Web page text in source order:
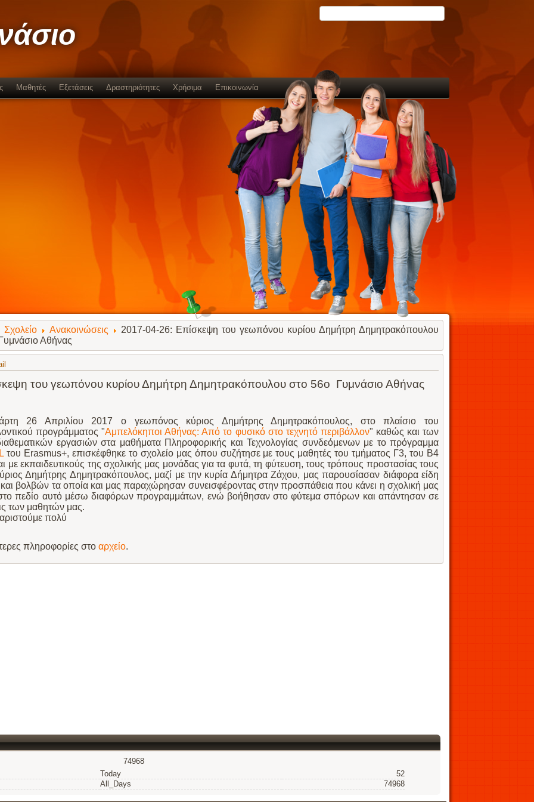
Μαθητές Εξετάσεις Δραστηριότητες Χρήσιμα Επικοινωνία
Σχολείο Ανακοινώσεις
2017-04-26: Επίσκεψη του γεωπόνου κυρίου Δημήτρη Δημητρακόπουλου
Αθήνας
του γεωπόνου κυρίου Δημήτρη Δημητρακόπουλου στο 56ο Γυμνάσιο Αθήνας
26 Απριλίου 2017 ο γεωπόνος κύριος Δημήτρης Δημητρακόπουλος, στο πλαίσιο του
προγράμματος "Αμπελόκηποι Αθήνας: Από το φυσικό στο τεχνητό περιβάλλον" καθώς και των
εργασιών στα μαθήματα Πληροφορικής και Τεχνολογίας συνδεόμενων με το πρόγραμμα
του Erasmus+, επισκέφθηκε το σχολείο μας όπου συζήτησε με τους μαθητές του τμήματος Γ3, του Β4
με εκπαιδευτικούς της σχολικής μας μονάδας για τα φυτά, τη φύτευση, τους τρόπους προστασίας τους
Δημήτρης Δημητρακόπουλος, μαζί με την κυρία Δήμητρα Ζάχου, μας παρουσίασαν διάφορα είδη
βολβών τα οποία και μας παραχώρησαν συνεισφέροντας στην προσπάθεια που κάνει η σχολική μας
πεδίο αυτό μέσω διαφόρων προγραμμάτων, ενώ βοήθησαν στο φύτεμα σπόρων και απάντησαν σε
των μαθητών μας.
πολύ
πληροφορίες στο αρχείο.
74968
Today
52
All_Days
74968